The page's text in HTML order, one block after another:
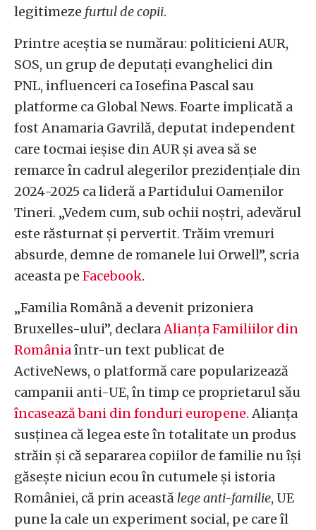
legitimeze furtul de copii.
Printre aceștia se numărau: politicieni AUR,
SOS, un grup de deputați evanghelici din
PNL, influenceri ca Iosefina Pascal sau
platforme ca Global News. Foarte implicată a
fost Anamaria Gavrilă, deputat independent
care tocmai ieșise din AUR și avea să se
remarce în cadrul alegerilor prezidențiale din
2024-2025 ca lideră a Partidului Oamenilor
Tineri. „Vedem cum, sub ochii noștri, adevărul
este răsturnat și pervertit. Trăim vremuri
absurde, demne de romanele lui Orwell”, scria
aceasta pe Facebook.
„Familia Română a devenit prizoniera
Bruxelles-ului”, declaraAlianța Familiilor din
Româniaîntr-un text publicat de
ActiveNews, o platformă care popularizează
campanii anti-UE, în timp ce proprietarul său
încasează bani din fonduri europene. Alianța
susținea că legea este în totalitate un produs
străin și că separarea copiilor de familie nu își
găsește niciun ecou în cutumele și istoria
României, că prin această lege anti-familie, UE
pune la cale un experiment social, pe care îl